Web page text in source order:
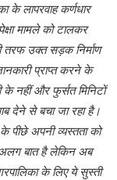
के लापरवाह कर्णधार
मामले को टालकर
उक्त सड़क निर्माण
प्राप्त करने के
के नहीं और फुर्सत मिनिटों
देने से बचा जा रहा है।
पीछे अपनी व्यस्तता को
बात है लेकिन अब
के लिए ये सुस्ती